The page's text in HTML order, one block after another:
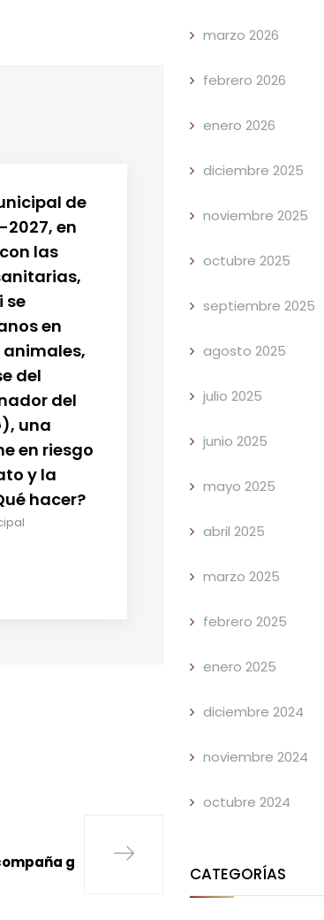
de
2027, en
las
se
en
animales,
del
del
una
en riesgo
y la
hacer?
g
marzo 2026
febrero 2026
enero 2026
diciembre 2025
noviembre 2025
octubre 2025
septiembre 2025
agosto 2025
julio 2025
junio 2025
mayo 2025
abril 2025
marzo 2025
febrero 2025
enero 2025
diciembre 2024
noviembre 2024
octubre 2024
CATEGORÍAS